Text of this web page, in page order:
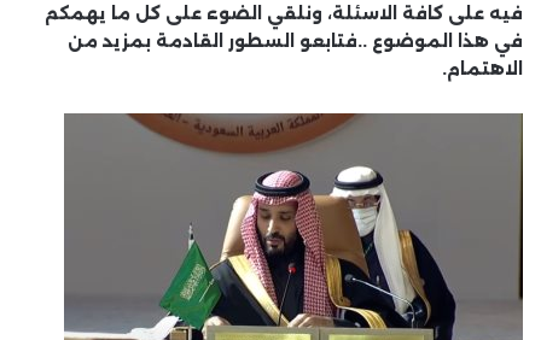
فيه على كافة الاسئلة، ونلقي الضوء على كل ما يهمكم
في هذا الموضوع ..فتابعو السطور القادمة بمزيد من
الاهتمام.